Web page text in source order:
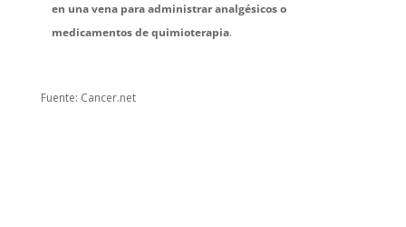
en una vena para administrar analgésicos o
medicamentos de quimioterapia.
Fuente: Cancer.net